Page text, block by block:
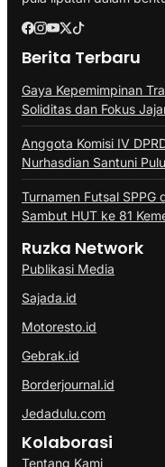
Berita Terbaru
Gaya Kepemimpinan
Soliditas dan Fokus
Anggota Komisi IV
Nurhasdian Santuni
Turnamen Futsal SPPG
Sambut HUT ke 81
Ruzka Network
Publikasi Media
Sajada.id
Motoresto.id
Gebrak.id
Borderjournal.id
Jedadulu.com
Kolaborasi
Tentang Kami